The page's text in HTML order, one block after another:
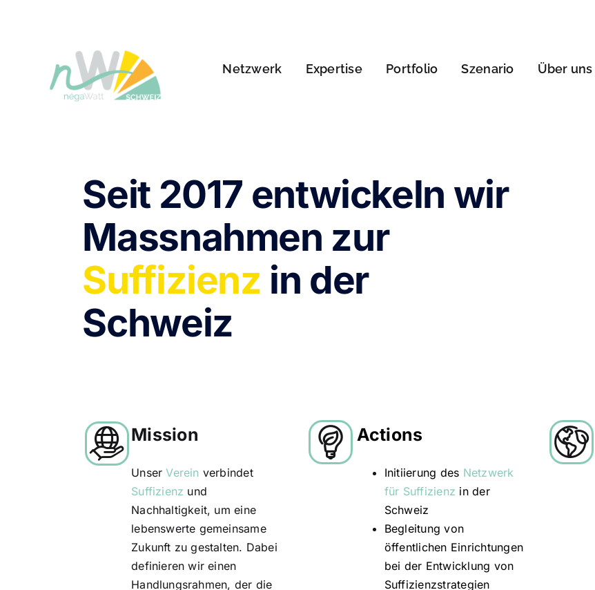
Netzwerk Expertise Portfolio Szenario Über uns
Seit 2017 entwickeln wir
Massnahmen zur
Suffizienz in der
Schweiz
Mission
UnserVerein verbindet
Suffizienz und
Nachhaltigkeit, um eine
lebenswerte gemeinsame
Zukunft zu gestalten. Dabei
definieren wir einen
Handlungsrahmen, der die
Actions
Initiierung des Netzwerk
für Suffizienz in der
Schweiz
Begleitung von
öffentlichen Einrichtungen
bei der Entwicklung von
Suffizienzstrategien